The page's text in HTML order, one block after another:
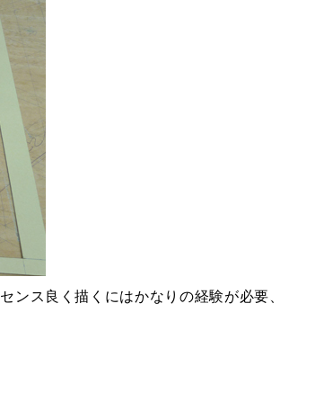
ンス良く描くにはかなりの経験が必要、